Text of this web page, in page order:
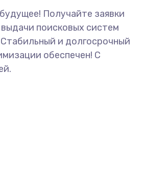
Получайте заявки
поисковых систем
и долгосрочный
обеспечен! С